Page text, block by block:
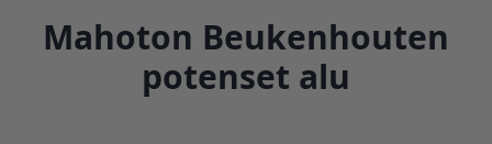
Mahoton Beukenhouten
potenset alu